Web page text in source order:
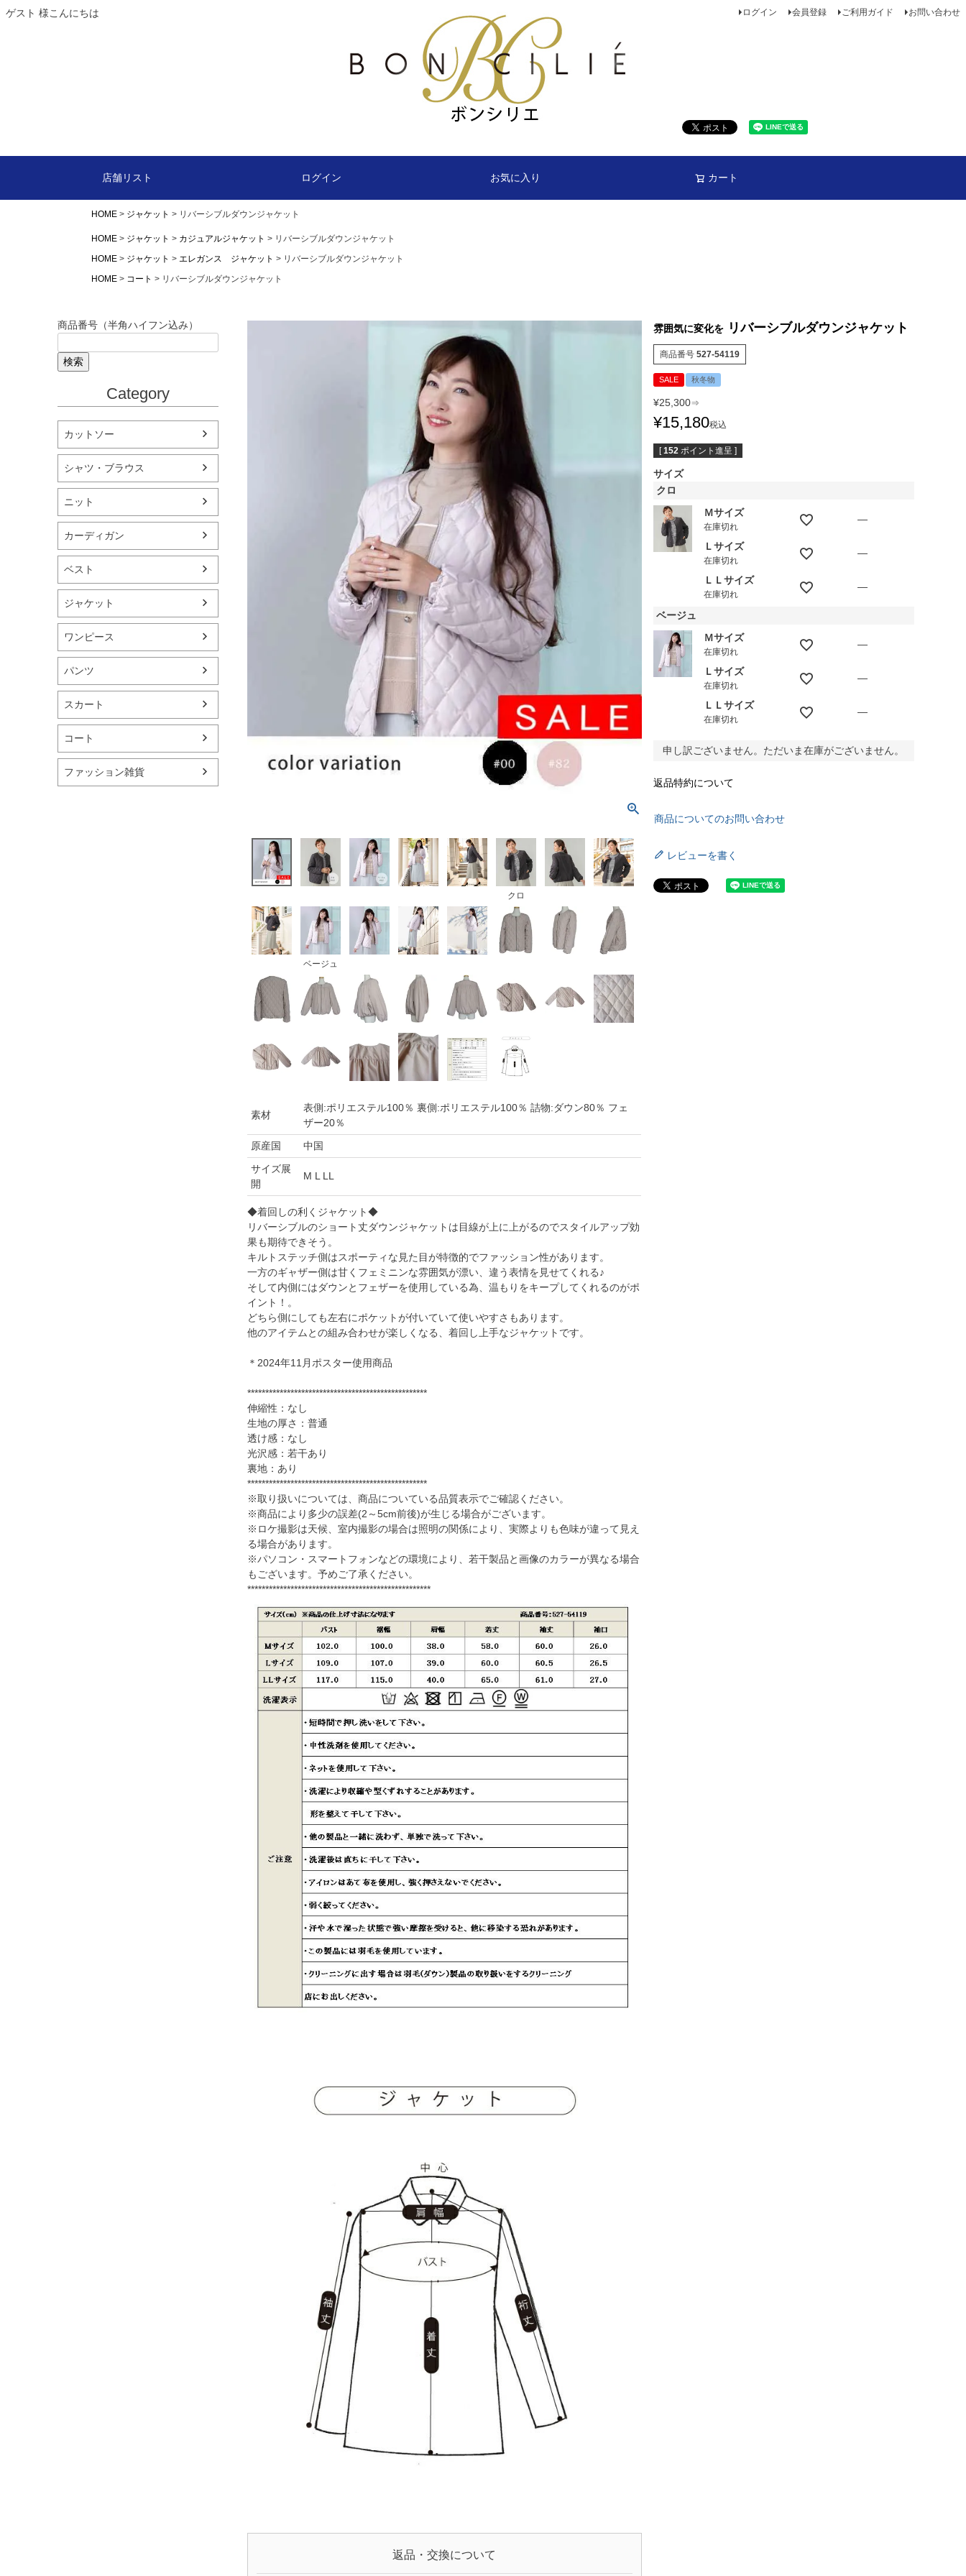
ゲスト 様こんにちは ログイン 会員登録 ご利用ガイド お問い合わせ
店舗リスト ログイン お気に入り カート
HOME ジャケット リバーシブルダウンジャケット
HOME ジャケット カジュアルジャケット
リバーシブルダウンジャケット
HOME
ジャケット エレガンス ジャケット
リバーシブルダウンジャケット
HOME
コート リバーシブルダウンジャケット
商品番号（半角ハイフン込み）
検索
Category
カットソー
シャツ・ブラウス
ニット
カーディガン
ベスト
ジャケット
ワンピース
パンツ
スカート
コート
ファッション雑貨
クロ
ベージュ
素材
表側:ポリエステル100％ 裏側:ポリエステル100％ 詰物:ダウン80％ フェ
ザー20％
原産国
中国
サイズ展
開
M L LL
◆着回しの利くジャケット◆
リバーシブルのショート丈ダウンジャケットは目線が上に上がるのでスタイルアップ効
果も期待できそう。
キルトステッチ側はスポーティな見た目が特徴的でファッション性があります。
一方のギャザー側は甘くフェミニンな雰囲気が漂い、違う表情を見せてくれる♪
そして内側にはダウンとフェザーを使用している為、温もりをキープしてくれるのがポ
イント！。
どちら側にしても左右にポケットが付いていて使いやすさもあります。
他のアイテムとの組み合わせが楽しくなる、着回し上手なジャケットです。
＊2024年11月ポスター使用商品
**************************************************
伸縮性：なし
生地の厚さ：普通
透け感：なし
光沢感：若干あり
裏地：あり
**************************************************
※取り扱いについては、商品についている品質表示でご確認ください。
※商品により多少の誤差(2～5cm前後)が生じる場合がございます。
※ロケ撮影は天候、室内撮影の場合は照明の関係により、実際よりも色味が違って見え
る場合があります。
※パソコン・スマートフォンなどの環境により、若干製品と画像のカラーが異なる場合
もございます。予めご了承ください。
***************************************************
返品・交換について
雰囲気に変化を リバーシブルダウンジャケット
商品番号 527-54119
SALE 秋冬物
¥25,300⇒
¥15,180税込
[ 152 ポイント進呈 ]
サイズ
クロ
Ｍサイズ
在庫切れ
—
Ｌサイズ
在庫切れ
—
ＬＬサイズ
在庫切れ
—
ベージュ
Ｍサイズ
在庫切れ
—
Ｌサイズ
在庫切れ
—
ＬＬサイズ
在庫切れ
—
申し訳ございません。ただいま在庫がございません。
返品特約について
商品についてのお問い合わせ
レビューを書く